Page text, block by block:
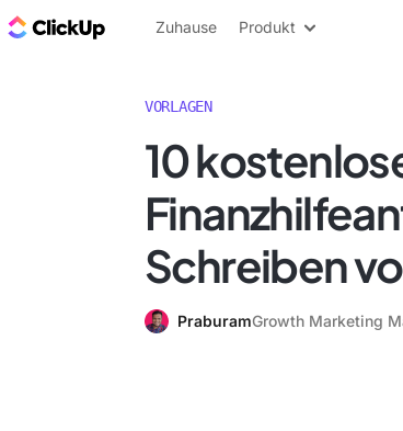
ClickUp Blog
Zuhause Produkt
VORLAGEN
10
Schreiben
PraburamGrowth Marketing